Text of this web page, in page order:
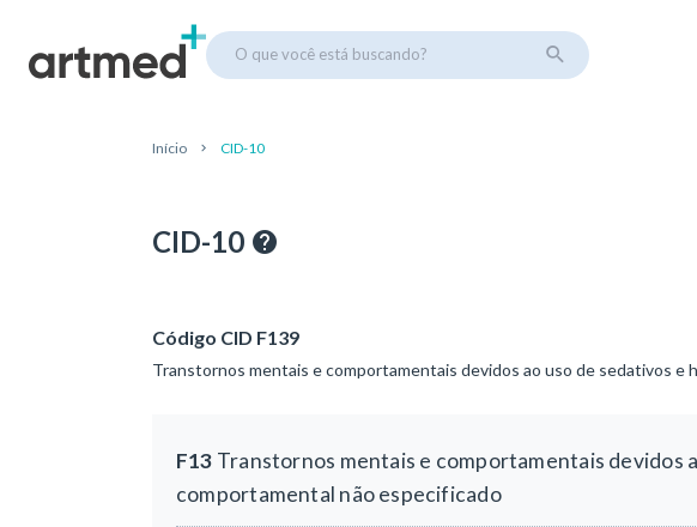
O que você está buscando?
Início CID-10
CID-10
Código CID F139
Transtornos mentais e comportamentais devidos ao uso de sedativos
F13 Transtornos mentais e comportamentais devidos
comportamental não especificado